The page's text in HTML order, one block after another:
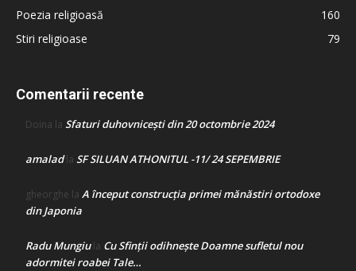
Poezia religioasă
160
Stiri religioase
79
Comentarii recente
Doina la Sfaturi duhovnicești din 20 octombrie 2024
amaladla SF SILUAN ATHONITUL -11/ 24 SEPEMBRIE
gheorghe la A început construcţia primei mănăstiri ortodoxe
din Japonia
Radu Mungiula Cu Sfinții odihnește Doamne sufletul nou
adormitei roabei Tale…